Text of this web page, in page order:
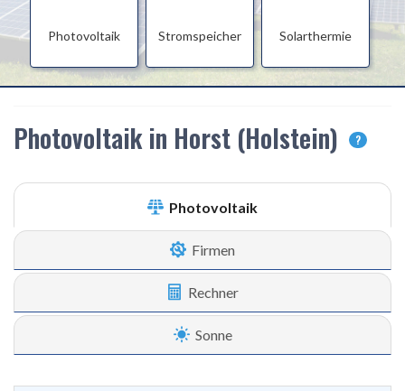
Photovoltaik Stromspeicher Solarthermie
Photovoltaik in Horst (Holstein) ?
Photovoltaik
Firmen
Rechner
Sonne